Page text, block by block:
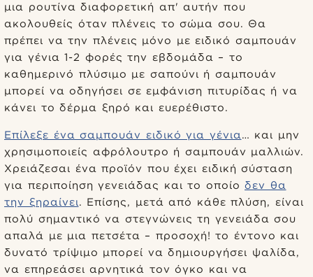
μια ρουτίνα διαφορετική απ' αυτήν που
ακολουθείς όταν πλένεις το σώμα σου. Θα
πρέπει να την πλένεις μόνο με ειδικό σαμπουάν
για γένια 1-2 φορές την εβδομάδα – το
καθημερινό πλύσιμο με σαπούνι ή σαμπουάν
μπορεί να οδηγήσει σε εμφάνιση πιτυρίδας ή να
κάνει το δέρμα ξηρό και ευερέθιστο.
Επίλεξε ένα σαμπουάν ειδικό για γένια… και μην
χρησιμοποιείς αφρόλουτρο ή σαμπουάν μαλλιών.
Χρειάζεσαι ένα προϊόν που έχει ειδική σύσταση
για περιποίηση γενειάδας και το οποίο δεν θα
την ξηραίνει. Επίσης, μετά από κάθε πλύση, είναι
πολύ σημαντικό να στεγνώνεις τη γενειάδα σου
απαλά με μια πετσέτα – προσοχή! το έντονο και
δυνατό τρίψιμο μπορεί να δημιουργήσει ψαλίδα,
να επηρεάσει αρνητικά τον όγκο και να